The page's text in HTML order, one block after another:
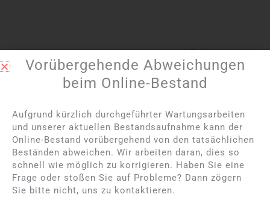
Bitte melden Sie sich
an, um die Preise
anzuzeigen
Falcon's Eye Elefant |
Bitte melden Sie sich
an, um die Preise
anzuzeigen
Grüne Aventurin Eule |
Vorübergehende Abweichungen
beim Online-Bestand
Aufgrund kürzlich durchgeführter Wartungsarbeiten
und unserer aktuellen Bestandsaufnahme kann der
Online-Bestand vorübergehend von den tatsächlichen
Beständen abweichen. Wir arbeiten daran, dies so
schnell wie möglich zu korrigieren. Haben Sie eine
Frage oder stoßen Sie auf Probleme? Dann zögern
Sie bitte nicht, uns zu kontaktieren.